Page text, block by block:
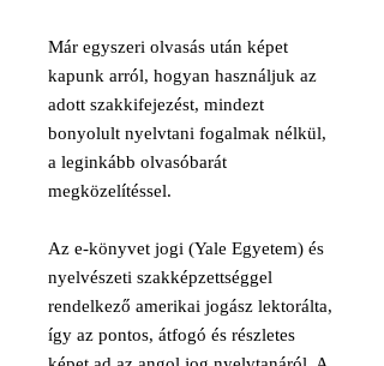
Már egyszeri olvasás után képet
kapunk arról, hogyan használjuk az
adott szakkifejezést, mindezt
bonyolult nyelvtani fogalmak nélkül,
a leginkább olvasóbarát
megközelítéssel.
Az e-könyvet jogi (Yale Egyetem) és
nyelvészeti szakképzettséggel
rendelkező amerikai jogász lektorálta,
így az pontos, átfogó és részletes